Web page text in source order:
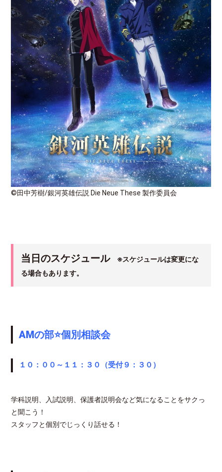
©田中芳樹/銀河英雄伝説 Die Neue These製作委員会
当日のスケジュール※スケジュールは変更にな
る場合もあります。
AMの部⭐個別相談会
１０：００～１１：３０（受付９：３０）
学科説明、入試説明、保護者説明会など気になることをサクっ
と聞こう！
スタッフと個別でじっくり話せる！